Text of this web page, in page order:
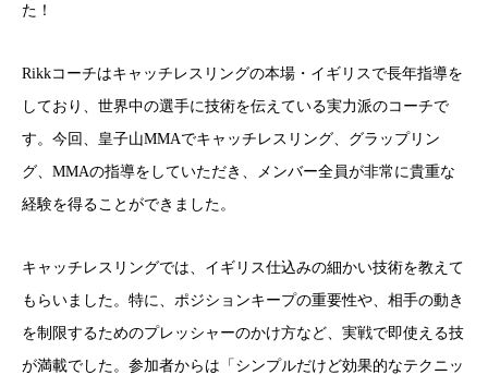
た！
Rikkコーチはキャッチレスリングの本場・イギリスで長年指導を
しており、世界中の選手に技術を伝えている実力派のコーチで
す。今回、皇子山MMAでキャッチレスリング、グラップリン
グ、MMAの指導をしていただき、メンバー全員が非常に貴重な
経験を得ることができました。
キャッチレスリングでは、イギリス仕込みの細かい技術を教えて
もらいました。特に、ポジションキープの重要性や、相手の動き
を制限するためのプレッシャーのかけ方など、実戦で即使える技
が満載でした。参加者からは「シンプルだけど効果的なテクニッ